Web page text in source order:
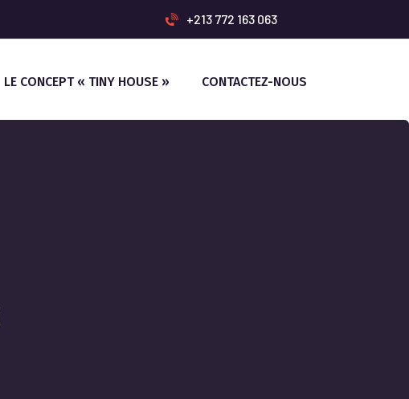
+213 772 163 063
LE CONCEPT « TINY HOUSE » CONTACTEZ-NOUS